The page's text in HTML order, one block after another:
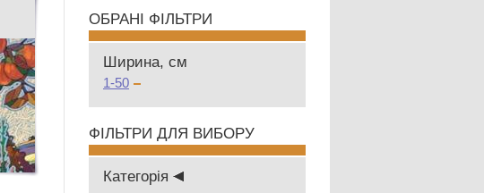
ОБРАНІ ФІЛЬТРИ
Ширина, см
1-50
ФІЛЬТРИ ДЛЯ ВИБОРУ
Категорія